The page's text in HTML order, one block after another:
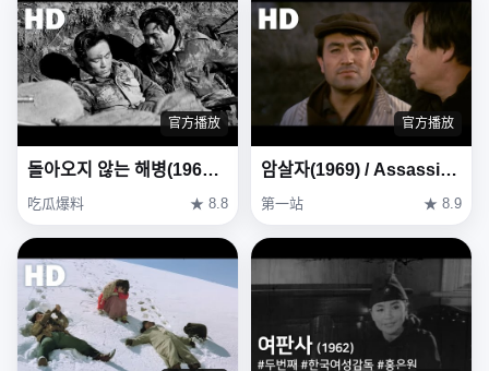
官方播放
돌아오지 않는 해병(1963) / The Marines Who Never Returned ( Dora-oji Anneun Haebyeong )
吃瓜爆料 ★ 8.8
官方播放
암살자(1969) / Assassin ( Amsalja )
第一站 ★ 8.9